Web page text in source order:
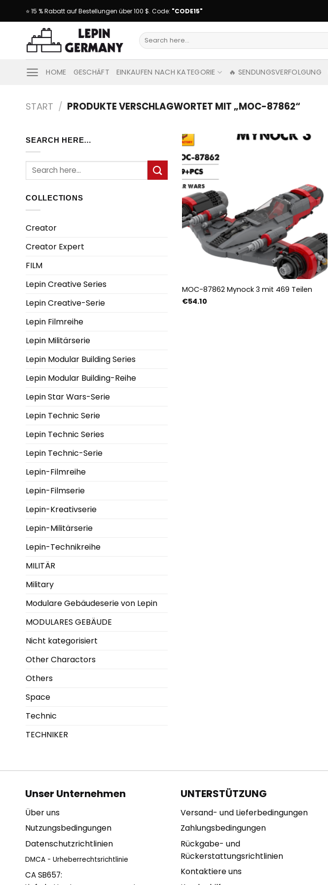
⭐ 15 % Rabatt auf Bestellungen über 100 $. Code: "CODE15"
Suche
nach:
HOME GESCHÄFT EINKAUFEN NACH KATEGORIE 🔥 SENDUNGSVERFOLGUNG
START / PRODUKTE VERSCHLAGWORTET MIT „MOC-87862“
SEARCH HERE…
Suche
nach:
COLLECTIONS
Creator
Creator Expert
FILM
Lepin Creative Series
Lepin Creative-Serie
Lepin Filmreihe
Lepin Militärserie
Lepin Modular Building Series
Lepin Modular Building-Reihe
Lepin Star Wars-Serie
Lepin Technic Serie
Lepin Technic Series
Lepin Technic-Serie
Lepin-Filmreihe
Lepin-Filmserie
Lepin-Kreativserie
Lepin-Militärserie
Lepin-Technikreihe
MILITÄR
Military
Modulare Gebäudeserie von Lepin
MODULARES GEBÄUDE
Nicht kategorisiert
Other Charactors
Others
Space
Technic
TECHNIKER
MOC-87862 Mynock 3 mit 469 Teilen
€54.10
Unser Unternehmen
Über uns
Nutzungsbedingungen
Datenschutzrichtlinien
DMCA - Urheberrechtsrichtlinie
CA SB657:
UNTERSTÜTZUNG
Versand- und Lieferbedingungen
Zahlungsbedingungen
Rückgabe- und
Rückerstattungsrichtlinien
Kontaktiere uns